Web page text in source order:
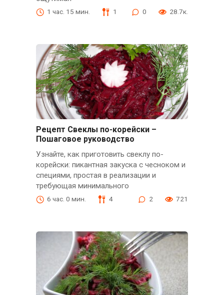
1 час. 15 мин. 1 0 28.7к.
Рецепт Свеклы по-корейски –
Пошаговое руководство
Узнайте, как приготовить свеклу по-
корейски: пикантная закуска с чесноком и
специями, простая в реализации и
требующая минимального
6 час. 0 мин. 4 2 721